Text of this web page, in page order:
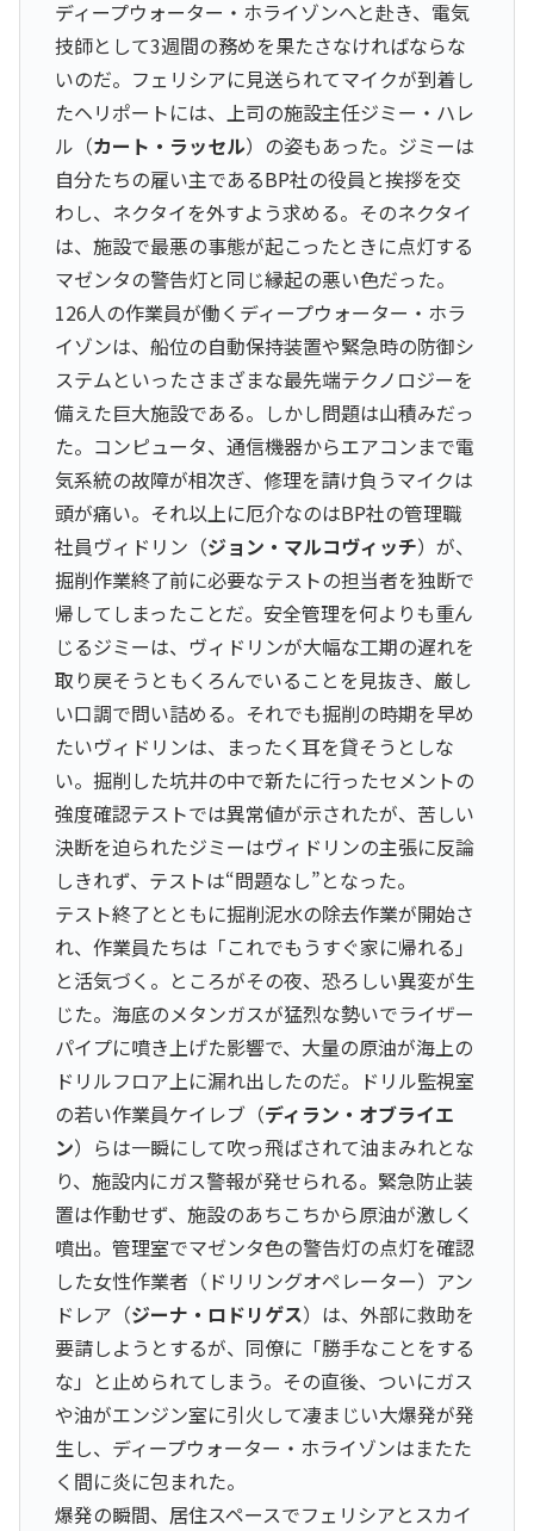
ディープウォーター・ホライゾンへと赴き、電気
技師として3週間の務めを果たさなければならな
いのだ。フェリシアに見送られてマイクが到着し
たヘリポートには、上司の施設主任ジミー・ハレ
ル（カート・ラッセル）の姿もあった。ジミーは
自分たちの雇い主であるBP社の役員と挨拶を交
わし、ネクタイを外すよう求める。そのネクタイ
は、施設で最悪の事態が起こったときに点灯する
マゼンタの警告灯と同じ縁起の悪い色だった。
126人の作業員が働くディープウォーター・ホラ
イゾンは、船位の自動保持装置や緊急時の防御シ
ステムといったさまざまな最先端テクノロジーを
備えた巨大施設である。しかし問題は山積みだっ
た。コンピュータ、通信機器からエアコンまで電
気系統の故障が相次ぎ、修理を請け負うマイクは
頭が痛い。それ以上に厄介なのはBP社の管理職
社員ヴィドリン（ジョン・マルコヴィッチ）が、
掘削作業終了前に必要なテストの担当者を独断で
帰してしまったことだ。安全管理を何よりも重ん
じるジミーは、ヴィドリンが大幅な工期の遅れを
取り戻そうともくろんでいることを見抜き、厳し
い口調で問い詰める。それでも掘削の時期を早め
たいヴィドリンは、まったく耳を貸そうとしな
い。掘削した坑井の中で新たに行ったセメントの
強度確認テストでは異常値が示されたが、苦しい
決断を迫られたジミーはヴィドリンの主張に反論
しきれず、テストは“問題なし”となった。
テスト終了とともに掘削泥水の除去作業が開始さ
れ、作業員たちは「これでもうすぐ家に帰れる」
と活気づく。ところがその夜、恐ろしい異変が生
じた。海底のメタンガスが猛烈な勢いでライザー
パイプに噴き上げた影響で、大量の原油が海上の
ドリルフロア上に漏れ出したのだ。ドリル監視室
の若い作業員ケイレブ（ディラン・オブライエ
ン）らは一瞬にして吹っ飛ばされて油まみれとな
り、施設内にガス警報が発せられる。緊急防止装
置は作動せず、施設のあちこちから原油が激しく
噴出。管理室でマゼンタ色の警告灯の点灯を確認
した女性作業者（ドリリングオペレーター）アン
ドレア（ジーナ・ロドリゲス）は、外部に救助を
要請しようとするが、同僚に「勝手なことをする
な」と止められてしまう。その直後、ついにガス
や油がエンジン室に引火して凄まじい大爆発が発
生し、ディープウォーター・ホライゾンはまたた
く間に炎に包まれた。
爆発の瞬間、居住スペースでフェリシアとスカイ